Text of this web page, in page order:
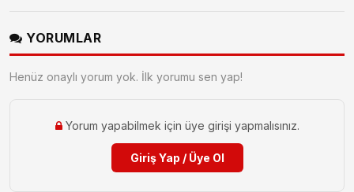
YORUMLAR
Henüz onaylı yorum yok. İlk yorumu sen yap!
Yorum yapabilmek için üye girişi yapmalısınız.
Giriş Yap / Üye Ol